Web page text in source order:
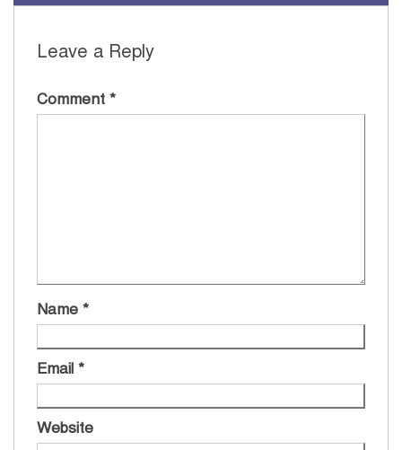
Leave a Reply
Comment *
Name *
Email *
Website